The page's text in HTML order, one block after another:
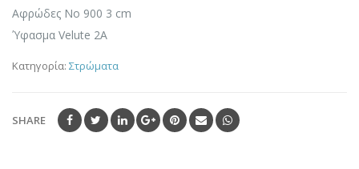
Αφρώδες Νο 900 3 cm
Ύφασμα Velute 2A
Κατηγορία: Στρώματα
SHARE